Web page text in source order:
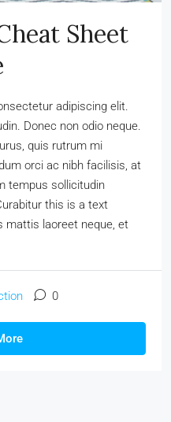
Sheet
adipiscing elit.
Donec non odio neque.
quis rutrum mi
orci ac nibh facilisis, at
tempus sollicitudin
this is a text
mattis laoreet neque, et
0